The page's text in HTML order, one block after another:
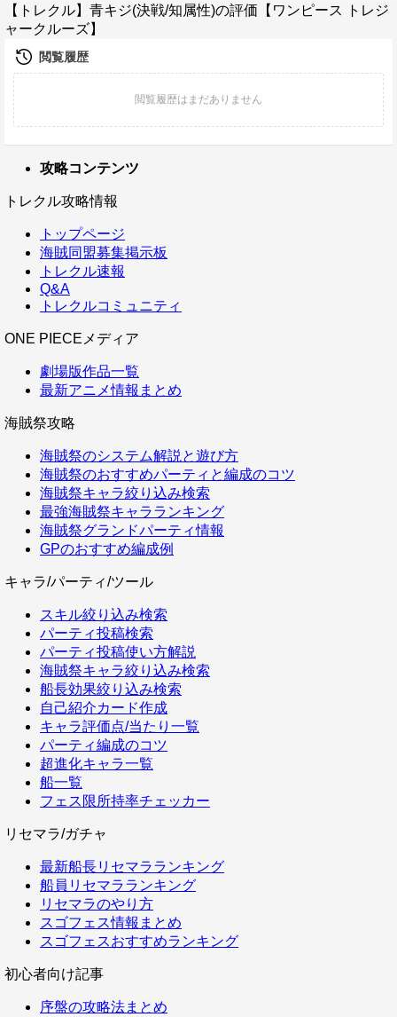
【トレクル】青キジ(決戦/知属性)の評価【ワンピース トレジ
ャークルーズ】
攻略コンテンツ
トレクル攻略情報
トップページ
海賊同盟募集掲示板
トレクル速報
Q&A
トレクルコミュニティ
ONE PIECEメディア
劇場版作品一覧
最新アニメ情報まとめ
海賊祭攻略
海賊祭のシステム解説と遊び方
海賊祭のおすすめパーティと編成のコツ
海賊祭キャラ絞り込み検索
最強海賊祭キャラランキング
海賊祭グランドパーティ情報
GPのおすすめ編成例
キャラ/パーティ/ツール
スキル絞り込み検索
パーティ投稿検索
パーティ投稿使い方解説
海賊祭キャラ絞り込み検索
船長効果絞り込み検索
自己紹介カード作成
キャラ評価点/当たり一覧
パーティ編成のコツ
超進化キャラ一覧
船一覧
フェス限所持率チェッカー
リセマラ/ガチャ
最新船長リセマラランキング
船員リセマラランキング
リセマラのやり方
スゴフェス情報まとめ
スゴフェスおすすめランキング
初心者向け記事
序盤の攻略法まとめ